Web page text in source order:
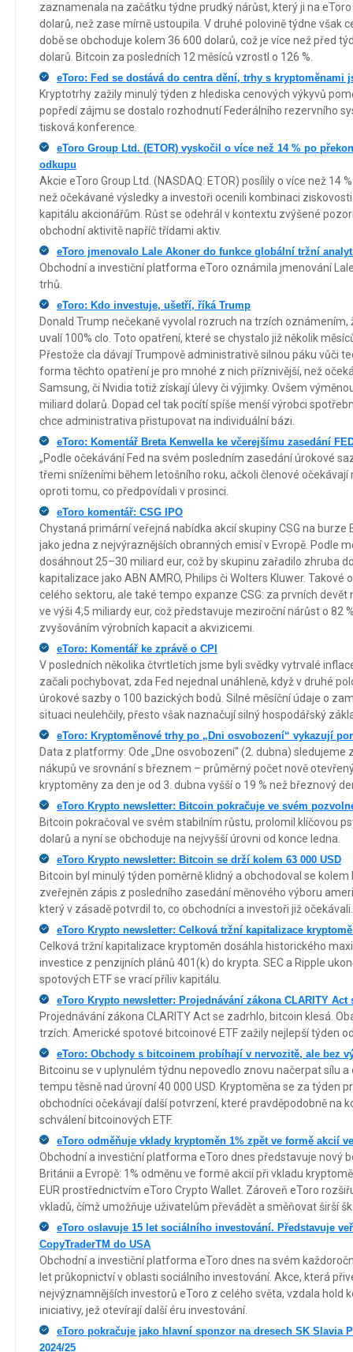
zaznamenala na začátku týdne prudký nárůst, který ji na
dolarů, než zase mírně ustoupila. V druhé polovině týdne však
době se obchoduje kolem 36 600 dolarů, což je více než před
dolarů. Bitcoin za posledních 12 měsíců vzrostl o 126 %.
eToro: Fed se dostává do centra dění, trhy s kryptoměnami
Kryptotrhy zažily minulý týden z hlediska cenových výkyvů
popředí zájmu se dostalo rozhodnutí Federálního rezervního
tisková konference.
eToro Group Ltd. (ETOR) vyskočil o více než 14 % po
odkupu
Akcie eToro Group Ltd. (NASDAQ: ETOR) posílily o více než 14
než očekávané výsledky a investoři ocenili kombinaci
kapitálu akcionářům. Růst se odehrál v kontextu zvýšené
obchodní aktivitě napříč třídami aktiv.
eToro jmenovalo Lale Akoner do funkce globální tržní
Obchodní a investiční platforma eToro oznámila jmenování
trhů.
eToro: Kdo investuje, ušetří, říká Trump
Donald Trump nečekaně vyvolal rozruch na trzích oznámením,
uvalí 100% clo. Toto opatření, které se chystalo již několik
Přestože cla dávají Trumpově administrativě silnou páku vůči
forma těchto opatření je pro mnohé z nich příznivější, než
Samsung, či Nvidia totiž získají úlevy či výjimky. Ovšem
miliard dolarů. Dopad cel tak pocítí spíše menší výrobci
chce administrativa přistupovat na individuální bázi.
eToro: Komentář Breta Kenwella ke včerejšímu zasedání
„Podle očekávání Fed na svém posledním zasedání úrokové
třemi sníženími během letošního roku, ačkoli členové očekávají
oproti tomu, co předpovídali v prosinci.
eToro komentář: CSG IPO
Chystaná primární veřejná nabídka akcií skupiny CSG na
jako jedna z nejvýraznějších obranných emisí v Evropě. Podle
dosáhnout 25–30 miliard eur, což by skupinu zařadilo zhruba
kapitalizace jako ABN AMRO, Philips či Wolters Kluwer. Takové
celého sektoru, ale také tempo expanze CSG: za prvních
ve výši 4,5 miliardy eur, což představuje meziroční nárůst o 82
zvyšováním výrobních kapacit a akvizicemi.
eToro: Komentář ke zprávě o CPI
V posledních několika čtvrtletích jsme byli svědky vytrvalé
začali pochybovat, zda Fed nejednal unáhleně, když v druhé
úrokové sazby o 100 bazických bodů. Silné měsíční údaje o
situaci neulehčily, přesto však naznačují silný hospodářský
eToro: Kryptoměnové trhy po „Dni osvobození“ vykazují
Data z platformy: Ode „Dne osvobození“ (2. dubna)
nákupů ve srovnání s březnem – průměrný počet nově
kryptoměny za den je od 3. dubna vyšší o 19 % než březnový
eToro Krypto newsletter: Bitcoin pokračuje ve svém
Bitcoin pokračoval ve svém stabilním růstu, prolomil klíčovou
dolarů a nyní se obchoduje na nejvyšší úrovni od konce ledna.
eToro Krypto newsletter: Bitcoin se drží kolem 63 000 USD
Bitcoin byl minulý týden poměrně klidný a obchodoval se kolem
zveřejněn zápis z posledního zasedání měnového výboru
který v zásadě potvrdil to, co obchodníci a investoři již očekávali.
eToro Krypto newsletter: Celková tržní kapitalizace
Celková tržní kapitalizace kryptoměn dosáhla historického
investice z penzijních plánů 401(k) do krypta. SEC a Ripple
spotových ETF se vrací příliv kapitálu.
eToro Krypto newsletter: Projednávání zákona CLARITY
Projednávání zákona CLARITY Act se zadrhlo, bitcoin klesá.
trzích. Americké spotové bitcoinové ETF zažily nejlepší týden
eToro: Obchody s bitcoinem probíhají v nervozitě, ale bez
Bitcoinu se v uplynulém týdnu nepovedlo znovu načerpat sílu
tempu těsně nad úrovní 40 000 USD. Kryptoměna se za týden
obchodníci očekávají další potvrzení, které pravděpodobně na
schválení bitcoinových ETF.
eToro odměňuje vklady kryptoměn 1% zpět ve formě akcií
Obchodní a investiční platforma eToro dnes představuje nový
Británii a Evropě: 1% odměnu ve formě akcií při vkladu
EUR prostřednictvím eToro Crypto Wallet. Zároveň eToro
vkladů, čímž umožňuje uživatelům převádět a směňovat širší
eToro oslavuje 15 let sociálního investování. Představuje
CopyTraderTM do USA
Obchodní a investiční platforma eToro dnes na svém
let průkopnictví v oblasti sociálního investování. Akce, která
nejvýznamnějších investorů eToro z celého světa, vzdala hold
iniciativy, jež otevírají další éru investování.
eToro pokračuje jako hlavní sponzor na dresech SK Slavia
2024/25